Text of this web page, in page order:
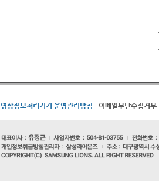
영상정보처리기기 운영관리방침 이메일무단수집거부